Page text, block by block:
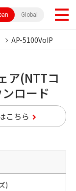
Global
AP-5100VoIP
ア(NTTコ
ロード
こちら
)